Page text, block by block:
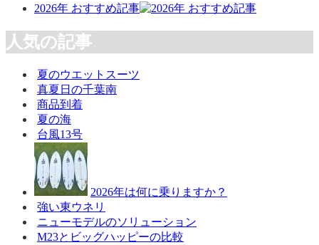
2026年 おすすめ記事
人気の記事
夏のウエットスーツ
真夏日の千葉南
商品到着
夏の海
台風13号
2026年は何に乗りますか？
強い東ウネリ
ニューモデルのソリューション
M23とビッグハッピーの比較